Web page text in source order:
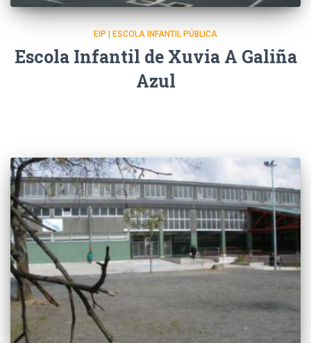
EIP | ESCOLA INFANTIL PÚBLICA
Escola Infantil de Xuvia A Galiña
Azul